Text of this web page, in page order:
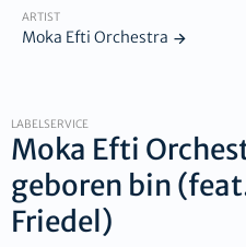
ARTIST
Moka Efti Orchestra
LABELSERVICE
Moka Efti
geboren bin
Friedel)